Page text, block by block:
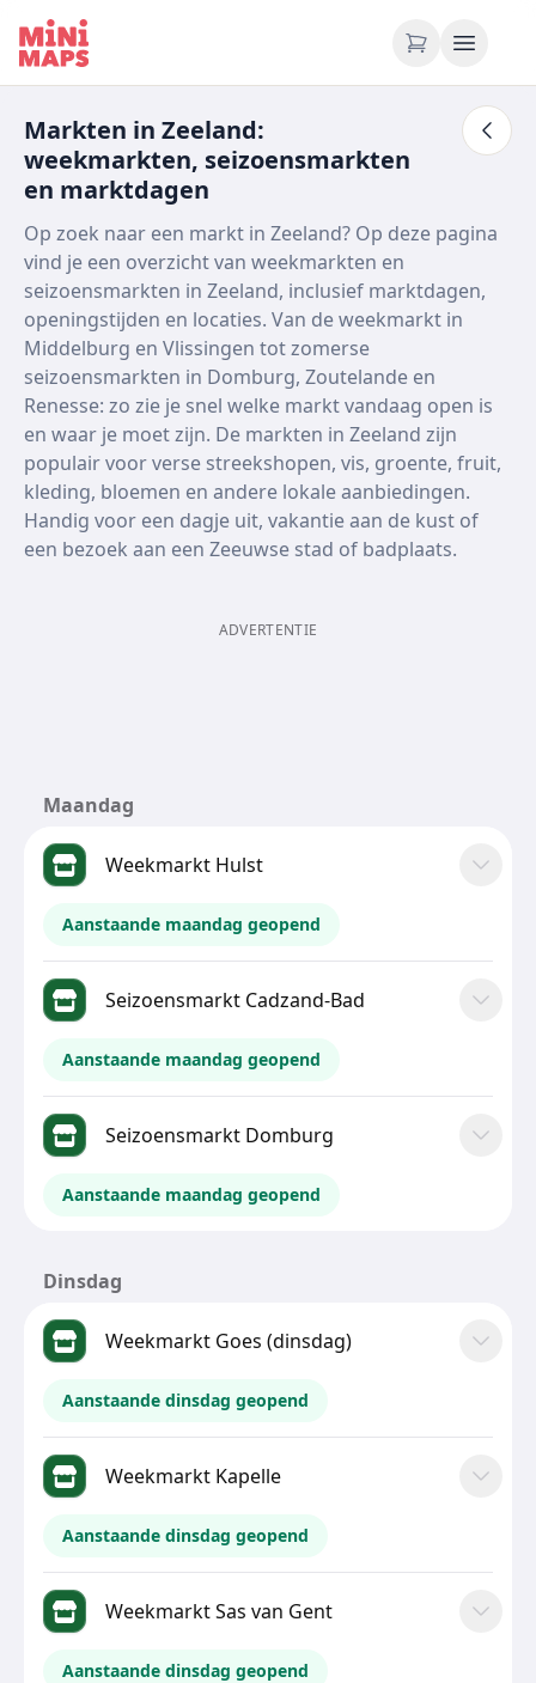
Ga naar inhoud
Markten in Zeeland:
weekmarkten, seizoensmarkten
en marktdagen
Op zoek naar een markt in Zeeland? Op deze pagina
vind je een overzicht van weekmarkten en
seizoensmarkten in Zeeland, inclusief marktdagen,
openingstijden en locaties. Van de weekmarkt in
Middelburg en Vlissingen tot zomerse
seizoensmarkten in Domburg, Zoutelande en
Renesse: zo zie je snel welke markt vandaag open is
en waar je moet zijn. De markten in Zeeland zijn
populair voor verse streekshopen, vis, groente, fruit,
kleding, bloemen en andere lokale aanbiedingen.
Handig voor een dagje uit, vakantie aan de kust of
een bezoek aan een Zeeuwse stad of badplaats.
ADVERTENTIE
Maandag
Weekmarkt Hulst
Aanstaande maandag geopend
Seizoensmarkt Cadzand-Bad
Aanstaande maandag geopend
Seizoensmarkt Domburg
Aanstaande maandag geopend
Dinsdag
Weekmarkt Goes (dinsdag)
Aanstaande dinsdag geopend
Weekmarkt Kapelle
Aanstaande dinsdag geopend
Weekmarkt Sas van Gent
Aanstaande dinsdag geopend